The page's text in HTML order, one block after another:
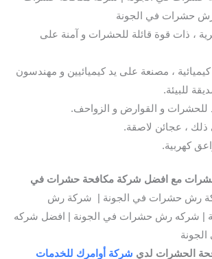
حشرات في الجونة
، ذات قوة قائلة للحشرات و آمنة على
، مصنعة على يد كيميائيين و مهندسون
للبيئة.
للحشرات و القوارض و الزواحف.
ذلك ، عجائن لاصقة.
كهربية.
مع افضل شركة مكافحة حشرات في
رش حشرات في الجونة | شركة رش
| شركه رش حشرات في الجونة | افضل شركه
الحشرات لدي شركة أوامرك للخدمات